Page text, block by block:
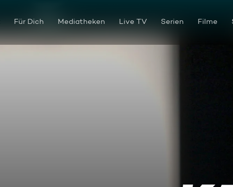
Für Dich Mediatheken Live TV Serien Filme